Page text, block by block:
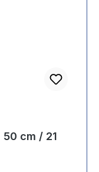
cm / 21